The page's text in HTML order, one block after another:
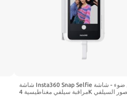
شاشة Insta360 Snap Selfie مع ضوء - شاشة
مراقبة سيلفي مغناطيسية 4K لصور السيلفي